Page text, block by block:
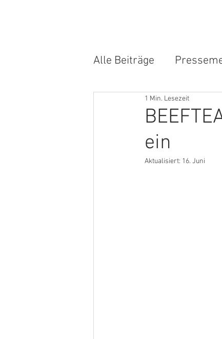
Alle Beiträge
Digital Case
ein
1 Min. Lesezeit
Aktualisiert: 16. Juni